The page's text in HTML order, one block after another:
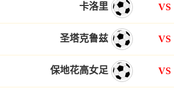
卡洛里 VS
圣塔克鲁兹 VS
保地花高女足 VS